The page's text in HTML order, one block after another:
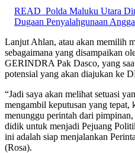
READ Polda Maluku Utara
Dugaan Penyalahgunaan
Lanjut Ahlan, atau akan memilih
sebagaimana yang disampaikan
GERINDRA Pak Dasco, yang
potensial yang akan diajukan ke
“Jadi saya akan melihat setuasi
mengambil keputusan yang tepat,
menunggu perintah dari
didik untuk menjadi Pejuang
ini adalah siap menjalankan
(Rosa).